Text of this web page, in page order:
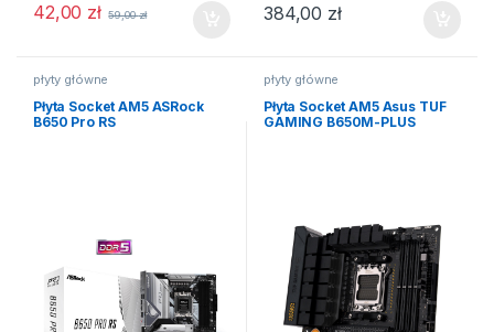
42,00 zł 59,00zł 384,00 zł
płyty główne
Płyta Socket AM5 ASRock
B650 Pro RS
płyty główne
Płyta Socket AM5 Asus TUF
GAMING B650M-PLUS